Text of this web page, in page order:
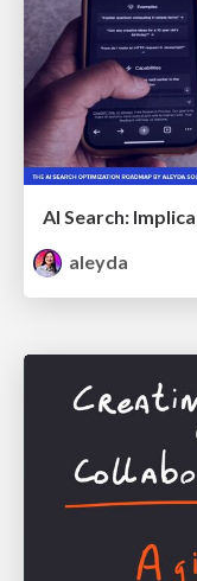
aleyda